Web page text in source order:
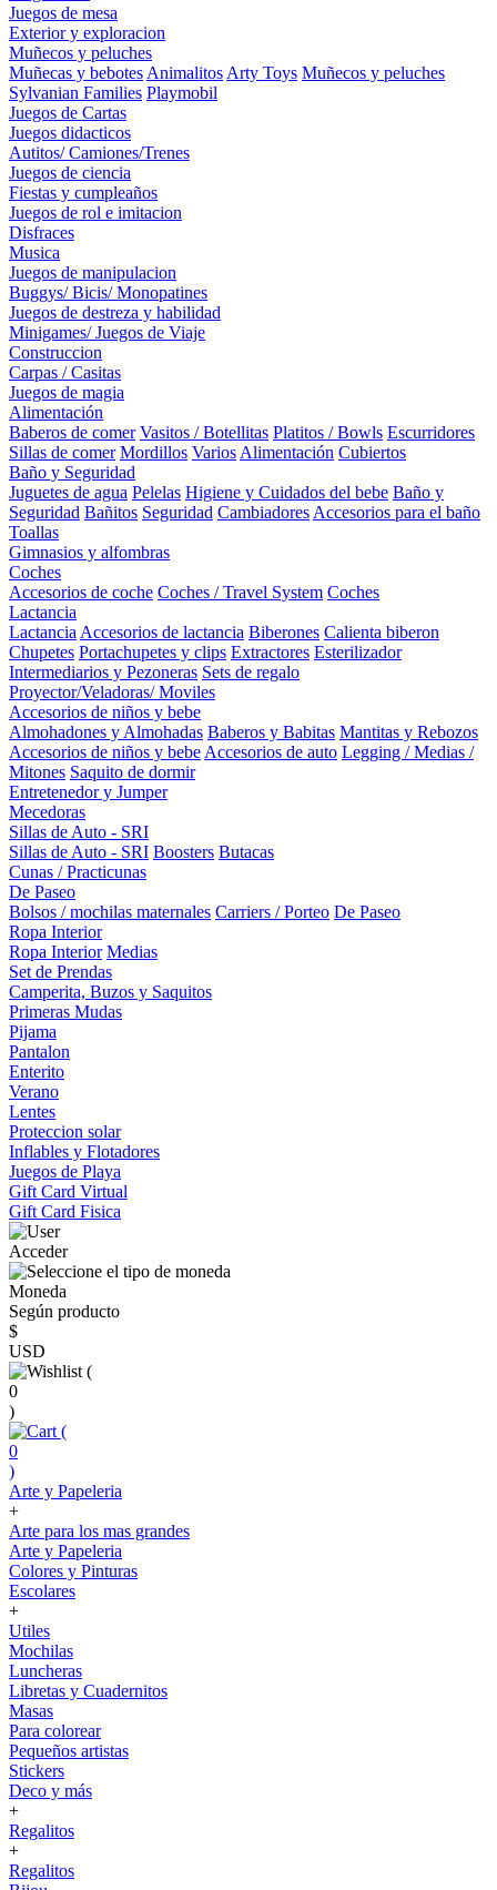
Juegos de mesa
Exterior y exploracion
Muñecos y peluches
Muñecas y bebotes Animalitos Arty Toys Muñecos y peluches
Sylvanian Families Playmobil
Juegos de Cartas
Juegos didacticos
Autitos/ Camiones/Trenes
Juegos de ciencia
Fiestas y cumpleaños
Juegos de rol e imitacion
Disfraces
Musica
Juegos de manipulacion
Buggys/ Bicis/ Monopatines
Juegos de destreza y habilidad
Minigames/ Juegos de Viaje
Construccion
Carpas / Casitas
Juegos de magia
Alimentación
Baberos de comer Vasitos / Botellitas Platitos / Bowls Escurridores
Sillas de comer Mordillos Varios Alimentación Cubiertos
Baño y Seguridad
Juguetes de agua Pelelas Higiene y Cuidados del bebe Baño y
Seguridad Bañitos Seguridad Cambiadores Accesorios para el baño
Toallas
Gimnasios y alfombras
Coches
Accesorios de coche Coches / Travel System Coches
Lactancia
Lactancia Accesorios de lactancia Biberones Calienta biberon
Chupetes Portachupetes y clips Extractores Esterilizador
Intermediarios y Pezoneras Sets de regalo
Proyector/Veladoras/ Moviles
Accesorios de niños y bebe
Almohadones y Almohadas Baberos y Babitas Mantitas y Rebozos
Accesorios de niños y bebe Accesorios de auto Legging / Medias /
Mitones Saquito de dormir
Entretenedor y Jumper
Mecedoras
Sillas de Auto - SRI
Sillas de Auto - SRI Boosters Butacas
Cunas / Practicunas
De Paseo
Bolsos / mochilas maternales Carriers / Porteo De Paseo
Ropa Interior
Ropa Interior Medias
Set de Prendas
Camperita, Buzos y Saquitos
Primeras Mudas
Pijama
Pantalon
Enterito
Verano
Lentes
Proteccion solar
Inflables y Flotadores
Juegos de Playa
Gift Card Virtual
Gift Card Fisica
Acceder
Moneda
Según producto
$
USD
(
0
)
(
0
)
Arte y Papeleria
+
Arte para los mas grandes
Arte y Papeleria
Colores y Pinturas
Escolares
+
Utiles
Mochilas
Luncheras
Libretas y Cuadernitos
Masas
Para colorear
Pequeños artistas
Stickers
Deco y más
+
Regalitos
+
Regalitos